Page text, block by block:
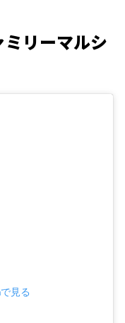
リーマルシ
見る